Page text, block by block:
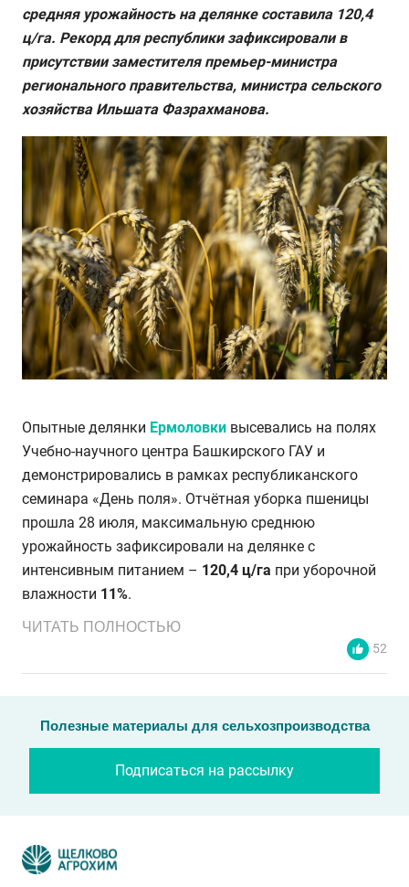
средняя урожайность на делянке составила 120,4
ц/га. Рекорд для республики зафиксировали в
присутствии заместителя премьер-министра
регионального правительства, министра сельского
хозяйства Ильшата Фазрахманова.
Опытные делянки Ермоловки высевались на полях
Учебно-научного центра Башкирского ГАУ и
демонстрировались в рамках республиканского
семинара «День поля». Отчётная уборка пшеницы
прошла 28 июля, максимальную среднюю
урожайность зафиксировали на делянке с
интенсивным питанием – 120,4 ц/га при уборочной
влажности 11%.
ЧИТАТЬ ПОЛНОСТЬЮ
52
Полезные материалы для сельхозпроизводства
Подписаться на рассылку